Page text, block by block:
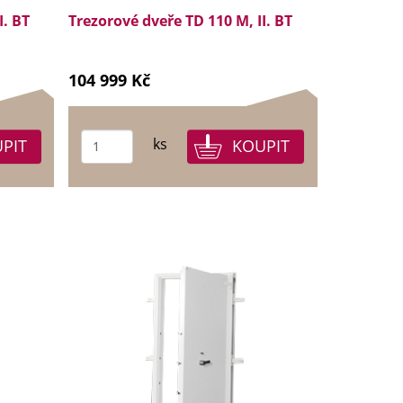
BT Trezorové dveře TD 110 M, II. BT
104 999 Kč
ks